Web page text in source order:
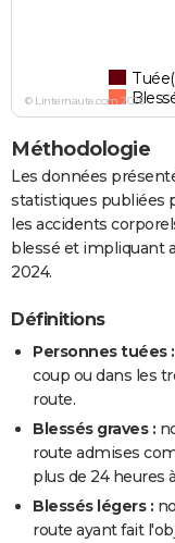
© Linternaute.com 2026
Méthodologie
Les données
statistiques publiées
les accidents
blessé et impliquant
2024.
Définitions
Personnes tuées :
coup ou dans les
route.
Blessés graves :
route admises
plus de 24 heures
Blessés légers :
route ayant fait